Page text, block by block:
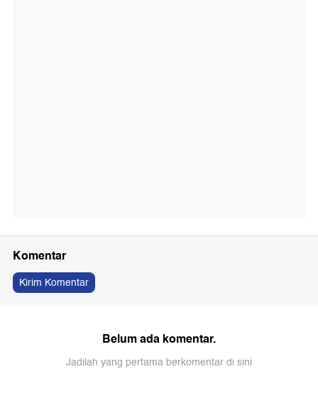
Komentar
Kirim Komentar
Belum ada komentar.
Jadilah yang pertama berkomentar di sini